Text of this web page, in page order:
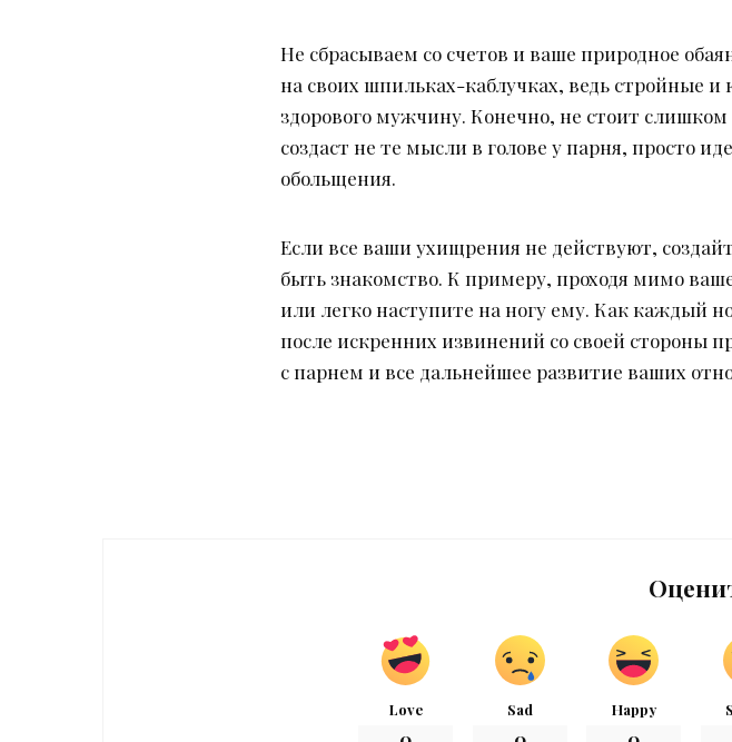
Не сбрасываем со счетов и ваше природное
на своих шпильках-каблучках, ведь стройные
здорового мужчину. Конечно, не стоит
создаст не те мысли в голове у парня, просто
обольщения.
Если все ваши ухищрения не действуют,
быть знакомство. К примеру, проходя мимо
или легко наступите на ногу ему. Как каждый
после искренних извинений со своей стороны
с парнем и все дальнейшее развитие ваших
Love Sad Happy